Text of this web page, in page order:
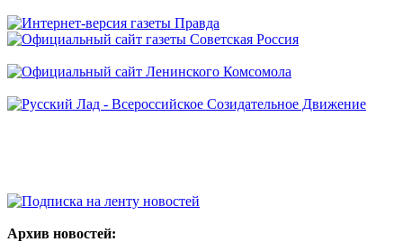
Архив новостей: